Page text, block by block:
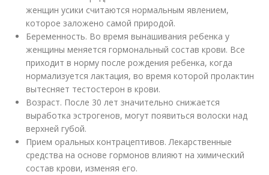
женщин усики считаются нормальным явлением,
которое заложено самой природой.
Беременность. Во время вынашивания ребенка у
женщины меняется гормональный состав крови. Все
приходит в норму после рождения ребенка, когда
нормализуется лактация, во время которой пролактин
вытесняет тестостерон в крови.
Возраст. После 30 лет значительно снижается
выработка эстрогенов, могут появиться волоски над
верхней губой.
Прием оральных контрацептивов. Лекарственные
средства на основе гормонов влияют на химический
состав крови, изменяя его.